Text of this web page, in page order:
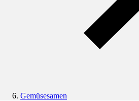
Gemüsesamen